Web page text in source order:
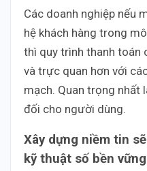
Các doanh nghiệp nếu
hệ khách hàng trong
thì quy trình thanh toán
và trực quan hơn với
mạch. Quan trọng nhất
đối cho người dùng.
Xây dựng niềm tin
kỹ thuật số bền vững